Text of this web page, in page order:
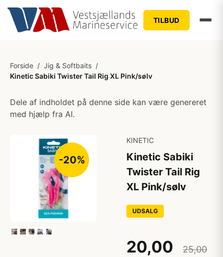
TILBUD
Forside / Jig & Softbaits /
Kinetic Sabiki Twister Tail Rig XL Pink/sølv
Dele af indholdet på denne side kan være genereret
med hjælp fra AI.
-20%
KINETIC
Kinetic Sabiki
Twister Tail Rig
XL Pink/sølv
UDSALG
20,00
25,00